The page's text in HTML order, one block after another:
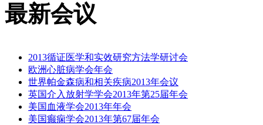
最新会议
2013循证医学和实效研究方法学研讨会
欧洲心脏病学会年会
世界帕金森病和相关疾病2013年会议
英国介入放射学学会2013年第25届年会
美国血液学会2013年年会
美国癫痫学会2013年第67届年会